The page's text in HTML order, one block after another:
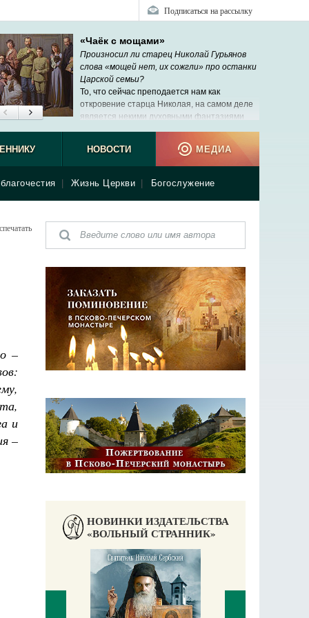
Подписаться на рассылку
«Чаёк с мощами»
Произносил ли старец Николай Гурьянов
слова «мощей нет, их сожгли» про останки
Царской семьи?
То, что сейчас преподается нам как
откровение старца Николая, на самом деле
является некими духовными фантазиями
Жизнь Церкви Богослужение
НОВОСТИ МЕДИА
–
и
–
НОВИНКИ ИЗДАТЕЛЬСТВА
«ВОЛЬНЫЙ СТРАННИК»